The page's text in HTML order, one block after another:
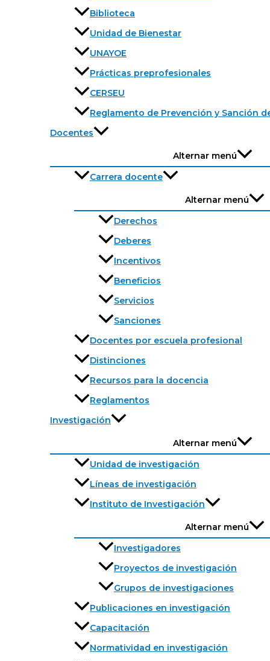
Biblioteca
Unidad de Bienestar
UNAYOE
Prácticas preprofesionales
CERSEU
Reglamento de Prevención y Sanción
Docentes
Alternar menú
Carrera docente
Alternar menú
Derechos
Deberes
Incentivos
Beneficios
Servicios
Sanciones
Docentes por escuela profesional
Distinciones
Recursos para la docencia
Reglamentos
Investigación
Alternar menú
Unidad de investigación
Líneas de investigación
Instituto de Investigación
Alternar menú
Investigadores
Proyectos de investigación
Grupos de investigaciones
Publicaciones en investigación
Capacitación
Normatividad en investigación